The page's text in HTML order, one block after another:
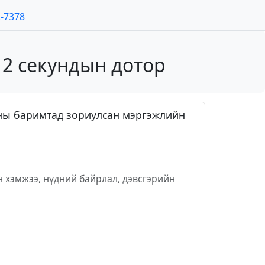
7378
секундын дотор
баримтад зориулсан мэргэжлийн
нүдний байрлал, дэвсгэрийн